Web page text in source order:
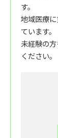
す。
地域医療
ています。
未経験の
ください。